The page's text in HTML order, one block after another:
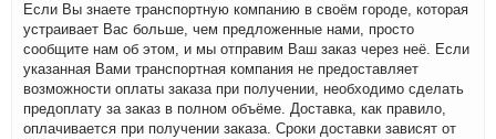
Если Вы знаете транспортную компанию в своём городе, которая
устраивает Вас больше, чем предложенные нами, просто
сообщите нам об этом, и мы отправим Ваш заказ через неё. Если
указанная Вами транспортная компания не предоставляет
возможности оплаты заказа при получении, необходимо сделать
предоплату за заказ в полном объёме. Доставка, как правило,
оплачивается при получении заказа. Сроки доставки зависят от